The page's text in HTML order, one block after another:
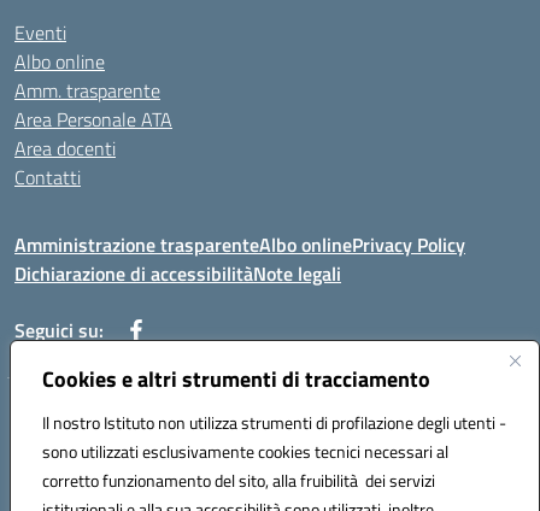
Cookies e altri strumenti di tracciamento
Il nostro Istituto non utilizza strumenti di profilazione degli utenti -
sono utilizzati esclusivamente cookies tecnici necessari al
corretto funzionamento del sito, alla fruibilità dei servizi
Eventi
Albo online
Amm. trasparente
Area Personale ATA
Area docenti
Contatti
Amministrazione trasparenteAlbo onlinePrivacy Policy
Dichiarazione di accessibilitàNote legali
Seguici su:
Indirizzo: VIA BRECCIAME, 46 - 81024 MADDALONI (CE)
Mail: CEIC8AU001@istruzione.it - Pec: CEIC8AU001@pec.istruzione.it -
Telefono: 0823408721
Meccanografico: CEIC8AU001